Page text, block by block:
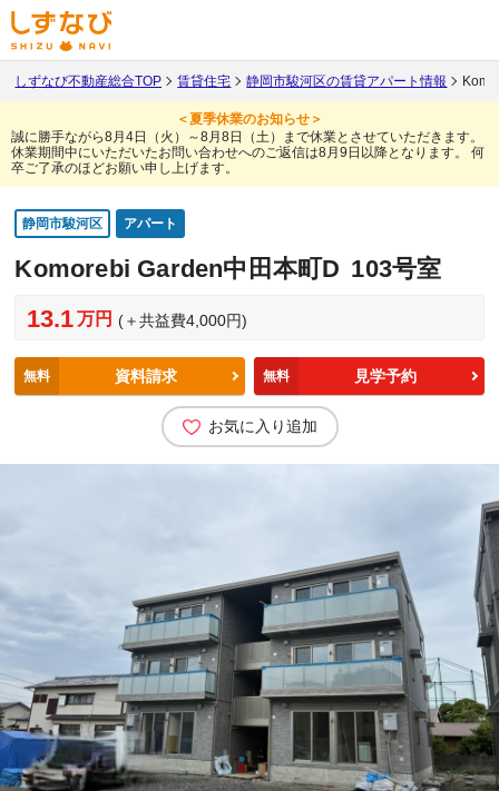
しずなび不動産総合TOP 賃貸住宅 静岡市駿河区の賃貸アパート情報
＜夏季休業のお知らせ＞
誠に勝手ながら8月4日（火）～8月8日（土）まで休業とさせていただきます。
休業期間中にいただいたお問い合わせへのご返信は8月9日以降となります。
何
卒ご了承のほどお願い申し上げます。
静岡市駿河区 アパート
Komorebi Garden中田本町D 103号室
13.1 万円 (＋共益費4,000円)
無料 資料請求 無料 見学予約
お気に入り追加